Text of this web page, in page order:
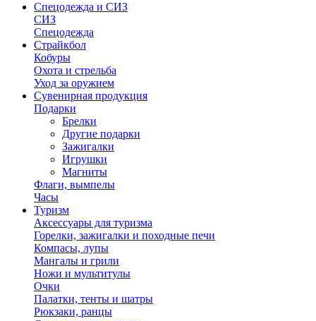
Спецодежда и СИЗ
СИЗ
Спецодежда
Страйкбол
Кобуры
Охота и стрельба
Уход за оружием
Сувенирная продукция
Подарки
Брелки
Другие подарки
Зажигалки
Игрушки
Магниты
Флаги, вымпелы
Часы
Туризм
Аксессуары для туризма
Горелки, зажигалки и походные печи
Компасы, лупы
Мангалы и грили
Ножи и мультитулы
Очки
Палатки, тенты и шатры
Рюкзаки, ранцы